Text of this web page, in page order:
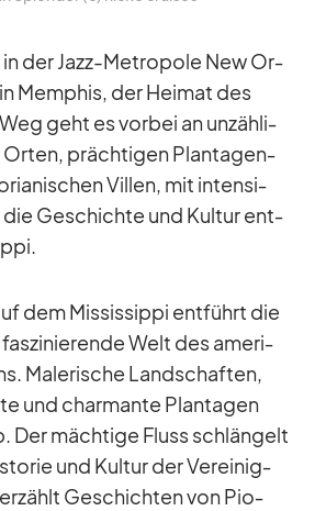
in der Jazz-Me­tro­pole New Or­
Mem­phis, der Hei­mat des
geht es vor­bei an un­zäh­li­
Or­ten, präch­ti­gen Plan­ta­gen­
Vil­len, mit in­ten­si­
die Ge­schichte und Kul­tur ent­
dem Mis­sis­sippi ent­führt die
fas­zi­nie­rende Welt des ame­ri­
Ma­le­ri­sche Land­schaf­ten,
und char­mante Plan­ta­gen
Der mäch­tige Fluss schlän­gelt
und Kul­tur der Ver­ei­nig­
Ge­schich­ten von Pio­